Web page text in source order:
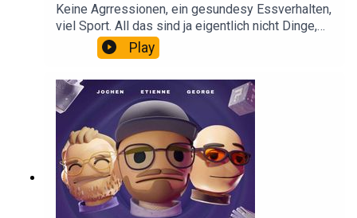
Keine Agrressionen, ein gesundesy Essverhalten,
viel Sport. All das sind ja eigentlich nicht Dinge,
die einen Etienne Gardé beschreiben. Damals!
Denn heute ist aus Etienne ein Eddi 2.0 geworden.
Play